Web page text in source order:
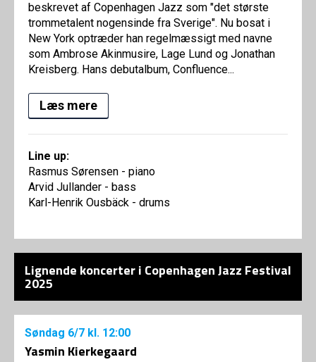
beskrevet af Copenhagen Jazz som "det største
trommetalent nogensinde fra Sverige". Nu bosat i
New York optræder han regelmæssigt med navne
som Ambrose Akinmusire, Lage Lund og Jonathan
Kreisberg. Hans debutalbum, Confluence...
Læs mere
Line up:
Rasmus Sørensen - piano
Arvid Jullander - bass
Karl-Henrik Ousbäck - drums
Lignende koncerter i Copenhagen Jazz Festival
2025
Søndag 6/7 kl. 12:00
Yasmin Kierkegaard